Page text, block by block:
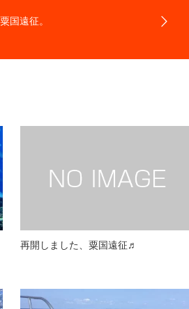
国遠征。
再開しました、粟国遠征♬